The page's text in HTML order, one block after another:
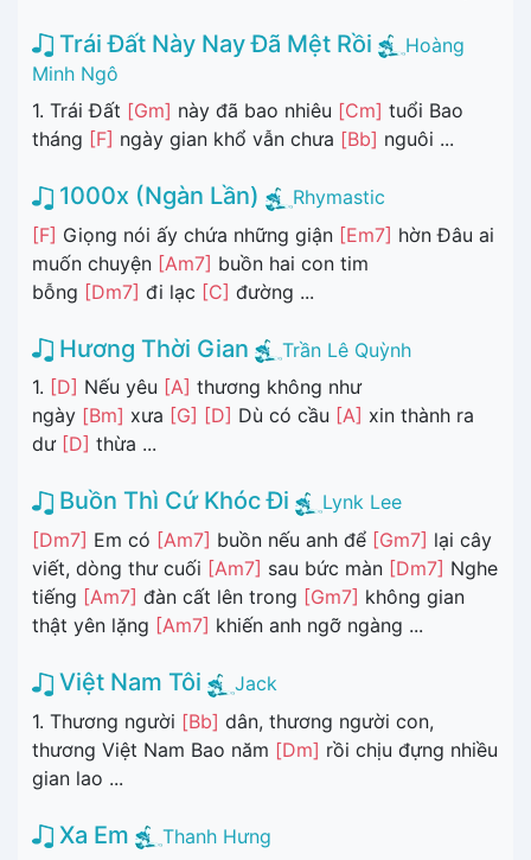
Trái Đất Này Nay Đã Mệt Rồi
Hoàng
Minh Ngô
1. Trái Đất [Gm] này đã bao nhiêu [Cm] tuổi Bao
tháng [F] ngày gian khổ vẫn chưa [Bb] nguôi ...
1000x (Ngàn Lần)
Rhymastic
[F] Giọng nói ấy chứa những giận [Em7] hờn Đâu ai
muốn chuyện [Am7] buồn hai con tim
bỗng [Dm7] đi lạc [C] đường ...
Hương Thời Gian
Trần Lê Quỳnh
1. [D] Nếu yêu [A] thương không như
ngày [Bm] xưa [G] [D] Dù có cầu [A] xin thành ra
dư [D] thừa ...
Buồn Thì Cứ Khóc Đi
Lynk Lee
[Dm7] Em có [Am7] buồn nếu anh để [Gm7] lại cây
viết, dòng thư cuối [Am7] sau bức màn [Dm7] Nghe
tiếng [Am7] đàn cất lên trong [Gm7] không gian
thật yên lặng [Am7] khiến anh ngỡ ngàng ...
Việt Nam Tôi
Jack
1. Thương người [Bb] dân, thương người con,
thương Việt Nam Bao năm [Dm] rồi chịu đựng nhiều
gian lao ...
Xa Em
Thanh Hưng